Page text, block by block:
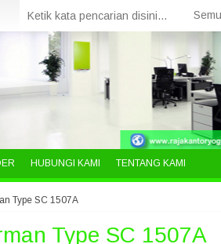
HUBUNGI KAMI TENTANG KAMI
Type SC 1507A
Type SC 1507A